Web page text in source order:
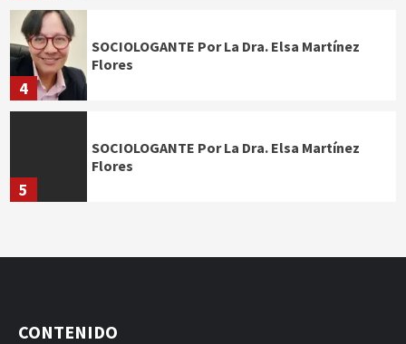
4
SOCIOLOGANTE Por La Dra. Elsa Martínez
Flores
5
SOCIOLOGANTE Por La Dra. Elsa Martínez
Flores
CONTENIDO